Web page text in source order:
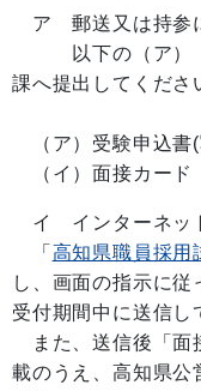
ア 郵送又は持参
以下の（ア）（
課へ提出してくださ
（ア）受験申込書(
（イ）面接カード
イ インターネッ
「 高知県職員採用
し、画面の指示に従
受付期間中に送信し
また、送信後「面
載のうえ、高知県公